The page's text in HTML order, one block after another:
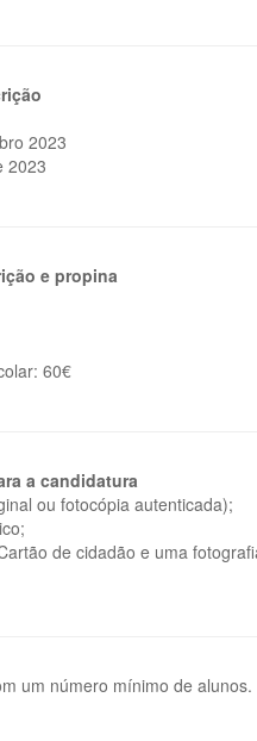
2023
2023
e propina
60€
a candidatura
ou fotocópia autenticada);
de cidadão e uma
um número mínimo de alunos.